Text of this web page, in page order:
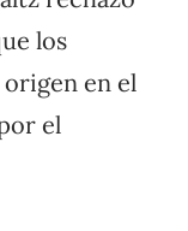
los
en el
el